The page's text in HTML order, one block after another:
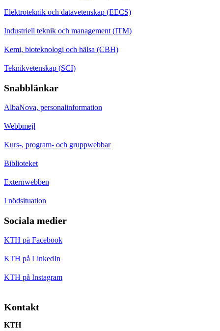
Elektroteknik och datavetenskap (EECS)
Industriell teknik och management (ITM)
Kemi, bioteknologi och hälsa (CBH)
Teknikvetenskap (SCI)
Snabblänkar
AlbaNova, personalinformation
Webbmejl
Kurs-, program- och gruppwebbar
Biblioteket
Externwebben
I nödsituation
Sociala medier
KTH på Facebook
KTH på LinkedIn
KTH på Instagram
Kontakt
KTH